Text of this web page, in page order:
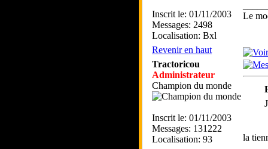
Inscrit le: 01/11/2003
Messages: 2498
Localisation: Bxl
Le
Revenir en haut
Tractoricou
Administrateur
Champion du monde
Inscrit le: 01/11/2003
Messages: 131222
Localisation: 93
la